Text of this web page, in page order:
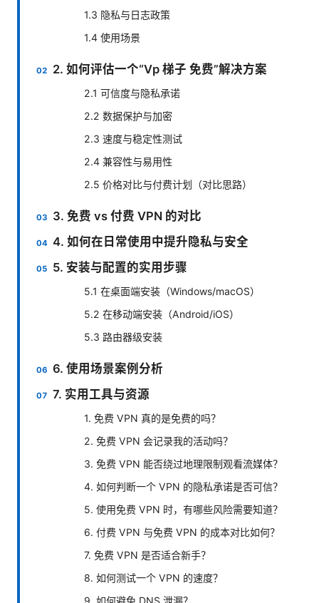
1.3 隐私与日志政策
1.4 使用场景
2. 如何评估一个“Vp 梯子 免费”解决方案
2.1 可信度与隐私承诺
2.2 数据保护与加密
2.3 速度与稳定性测试
2.4 兼容性与易用性
2.5 价格对比与付费计划（对比思路）
3. 免费 vs 付费 VPN 的对比
4. 如何在日常使用中提升隐私与安全
5. 安装与配置的实用步骤
5.1 在桌面端安装（Windows/macOS）
5.2 在移动端安装（Android/iOS）
5.3 路由器级安装
6. 使用场景案例分析
7. 实用工具与资源
1. 免费 VPN 真的是免费的吗？
2. 免费 VPN 会记录我的活动吗？
3. 免费 VPN 能否绕过地理限制观看流媒体？
4. 如何判断一个 VPN 的隐私承诺是否可信？
5. 使用免费 VPN 时，有哪些风险需要知道？
6. 付费 VPN 与免费 VPN 的成本对比如何？
7. 免费 VPN 是否适合新手？
8. 如何测试一个 VPN 的速度？
9. 如何避免 DNS 泄漏？